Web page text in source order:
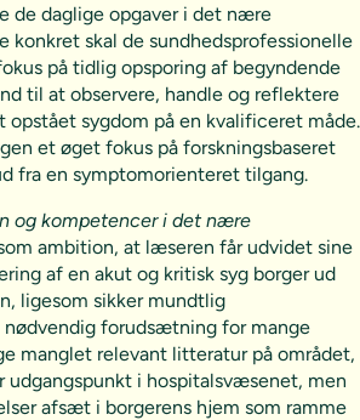
de daglige opgaver i det nære
konkret skal de sundhedsprofessionelle
på tidlig opsporing af begyndende
til at observere, handle og reflektere
opstået sygdom på en kvalificeret måde.
et øget fokus på forskningsbaseret
fra en symptomorienteret tilgang.
og kompetencer i det nære
ambition, at læseren får udvidet sine
af en akut og kritisk syg borger ud
ligesom sikker mundtlig
nødvendig forudsætning for mange
manglet relevant litteratur på området,
udgangspunkt i hospitalsvæsenet, men
afsæt i borgerens hjem som ramme